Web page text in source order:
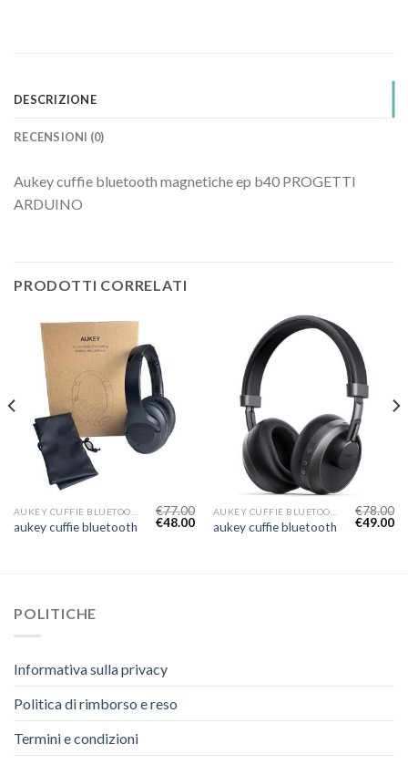
DESCRIZIONE
RECENSIONI (0)
Aukey cuffie bluetooth magnetiche ep b40 PROGETTI
ARDUINO
PRODOTTI CORRELATI
aukey cuffie bluetooth
€77.00
€48.00 aukey cuffie bluetooth
€78.00
€49.00
POLITICHE
Informativa sulla privacy
Politica di rimborso e reso
Termini e condizioni